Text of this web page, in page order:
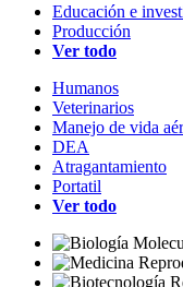
Educación e
Producción
Ver todo
Humanos
Veterinarios
Manejo de vida
DEA
Atragantamiento
Portatil
Ver todo